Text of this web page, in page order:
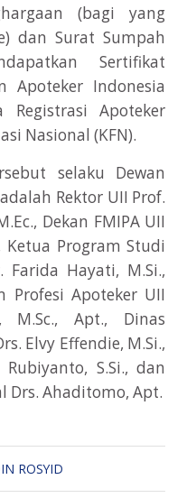
(bagi yang
dan Surat Sumpah
Sertifikat
Apoteker Indonesia
Apoteker
Nasional (KFN).
selaku Dewan
Rektor UII Prof.
Dekan FMIPA UII
Ketua Program Studi
Farida Hayati, M.Si.,
Profesi Apoteker UII
M.Sc., Apt., Dinas
Elvy Effendie, M.Si.,
S.Si., dan
Drs. Ahaditomo, Apt.
ROSYID